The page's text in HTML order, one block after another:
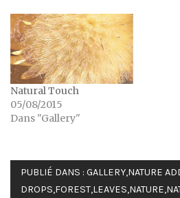
Natural Touch
05/08/2015
Dans "Gallery"
PUBLIÉ DANS : GALLERY,NATURE
DROPS,FOREST,LEAVES,NATURE,